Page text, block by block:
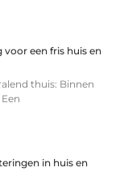
voor een fris huis en
thuis: Binnen
in huis en